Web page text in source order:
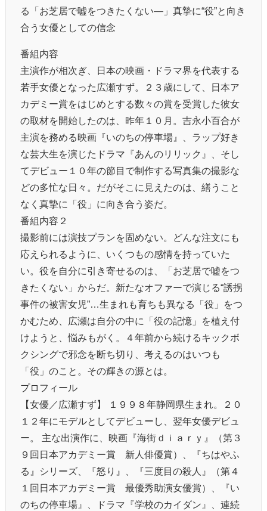
る「お芝居で嘘をつきたくない―」真摯に“役”と向き
合う女優としての信念
番組内容
主演作が相次ぎ、日本の映画・ドラマ界を代表する
若手女優となった広瀬すず。２３歳にして、日本ア
カデミー賞をはじめとする数々の賞を受賞した彼女
の取材を開始したのは、昨年１０月。吉永小百合が
主演を務める映画『いのちの停車場』、ラップ好き
な芸大生を演じたドラマ『あんのリリック』、そし
てデビュー１０年の節目で制作する写真集の撮影な
どの多忙な日々。だがそこに見えたのは、繕うこと
なく真摯に「役」に向き合う姿だ。
番組内容２
撮影前には演技プランを固めない。どんな注文にも
応えられるように、いくつもの感情を持っていた
い。役を自分に引き寄せるのは、「お芝居で嘘をつ
きたくない」からだ。新たなオファーで演じる“誘拐
事件の被害女児”…生まれも育ちも異なる「役」をつ
かむため、広瀬は自分の中に「役の記憶」を植え付
けようと、悩みもがく。４年前から続けるキックボ
クシングで邪念を断ち切り、考えるのはいつも
「役」のこと。その輝きの源とは。
プロフィール
【女優／広瀬すず】 １９９８年静岡県生まれ。２０
１２年にモデルとしてデビューし、翌年女優デビュ
ー。 主な出演作に、映画『海街ｄｉａｒｙ』（第３
９回日本アカデミー賞 新人俳優賞）、『ちはやふ
る』シリーズ、『怒り』、『三度目の殺人』（第４
１回日本アカデミー賞 最優秀助演女優賞）、『い
のちの停車場』、ドラマ『学校のカイダン』、連続